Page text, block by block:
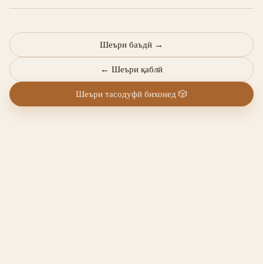
← Шеъри қаблӣ
Шеъри баъдӣ →
Шеъри тасодуфӣ бихонед 🎲